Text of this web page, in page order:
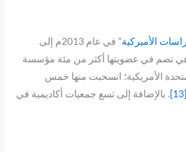
الأميركية
” في عام 2013م إلى
تضم في عضويتها أكثر من مئة مؤسسة
الأمريكية؛ انسحبت منها خمس
[13]
. بالإضافة إلى تسع جمعيات أكاديمية في